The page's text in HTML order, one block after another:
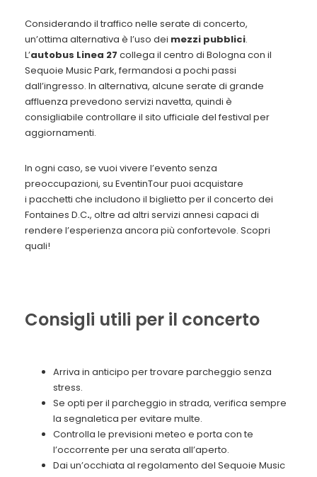
Considerando il traffico nelle serate di concerto,
un’ottima alternativa è l’uso dei mezzi pubblici.
L’autobus Linea 27 collega il centro di Bologna con il
Sequoie Music Park, fermandosi a pochi passi
dall’ingresso. In alternativa, alcune serate di grande
affluenza prevedono servizi navetta, quindi è
consigliabile controllare il sito ufficiale del festival per
aggiornamenti.
In ogni caso, se vuoi vivere l’evento senza
preoccupazioni, su EventinTour puoi acquistare
i pacchetti che includono il biglietto per il concerto dei
Fontaines D.C., oltre ad altri servizi annesi capaci di
rendere l’esperienza ancora più confortevole. Scopri
quali!
Consigli utili per il concerto
Arriva in anticipo per trovare parcheggio senza
stress.
Se opti per il parcheggio in strada, verifica sempre
la segnaletica per evitare multe.
Controlla le previsioni meteo e porta con te
l’occorrente per una serata all’aperto.
Dai un’occhiata al regolamento del Sequoie Music